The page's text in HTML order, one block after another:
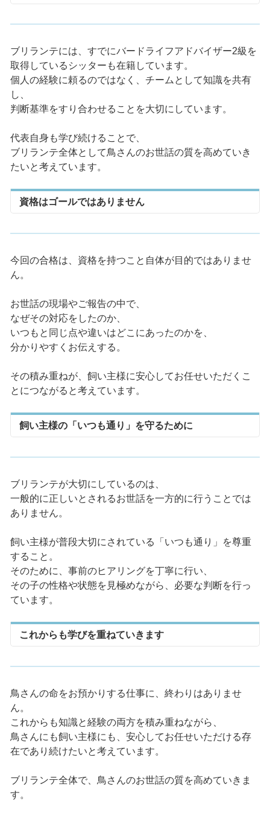
ブリランテには、すでにバードライフアドバイザー2級を
取得しているシッターも在籍しています。
個人の経験に頼るのではなく、チームとして知識を共有
し、
判断基準をすり合わせることを大切にしています。
代表自身も学び続けることで、
ブリランテ全体として鳥さんのお世話の質を高めていき
たいと考えています。
資格はゴールではありません
今回の合格は、資格を持つこと自体が目的ではありませ
ん。
お世話の現場やご報告の中で、
なぜその対応をしたのか、
いつもと同じ点や違いはどこにあったのかを、
分かりやすくお伝えする。
その積み重ねが、飼い主様に安心してお任せいただくこ
とにつながると考えています。
飼い主様の「いつも通り」を守るために
ブリランテが大切にしているのは、
一般的に正しいとされるお世話を一方的に行うことでは
ありません。
飼い主様が普段大切にされている「いつも通り」を尊重
すること。
そのために、事前のヒアリングを丁寧に行い、
その子の性格や状態を見極めながら、必要な判断を行っ
ています。
これからも学びを重ねていきます
鳥さんの命をお預かりする仕事に、終わりはありませ
ん。
これからも知識と経験の両方を積み重ねながら、
鳥さんにも飼い主様にも、安心してお任せいただける存
在であり続けたいと考えています。
ブリランテ全体で、鳥さんのお世話の質を高めていきま
す。